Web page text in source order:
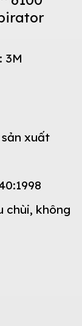
3M
xuất
chùi, không